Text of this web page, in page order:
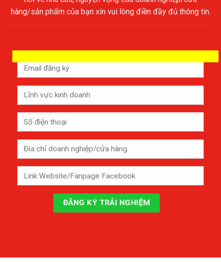
hàng/sản phẩm của bạn xin vui lòng điền đầy đủ thông tin.